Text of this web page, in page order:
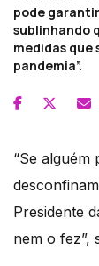
pode
sublinhando
medidas que
pandemia”.
“Se
Presidente
nem o fez”,